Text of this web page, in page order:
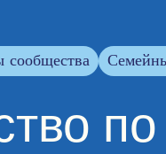
сообщества